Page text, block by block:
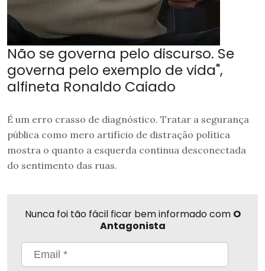
Não se governa pelo discurso. Se
governa pelo exemplo de vida",
alfineta Ronaldo Caiado
É um erro crasso de diagnóstico. Tratar a segurança
pública como mero artifício de distração política
mostra o quanto a esquerda continua desconectada
do sentimento das ruas.
Nunca foi tão fácil ficar bem informado com O
Antagonista